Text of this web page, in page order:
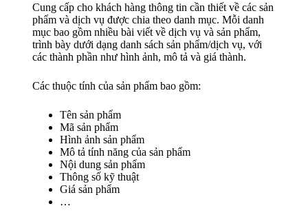
Cung cấp cho khách hàng thông tin cần thiết về các sản
phẩm và dịch vụ được chia theo danh mục. Mỗi danh
mục bao gồm nhiều bài viết về dịch vụ và sản phẩm,
trình bày dưới dạng danh sách sản phẩm/dịch vụ, với
các thành phần như hình ảnh, mô tả và giá thành.
Các thuộc tính của sản phẩm bao gồm:
Tên sản phẩm
Mã sản phẩm
Hình ảnh sản phẩm
Mô tả tính năng của sản phẩm
Nội dung sản phẩm
Thông số kỹ thuật
Giá sản phẩm
…